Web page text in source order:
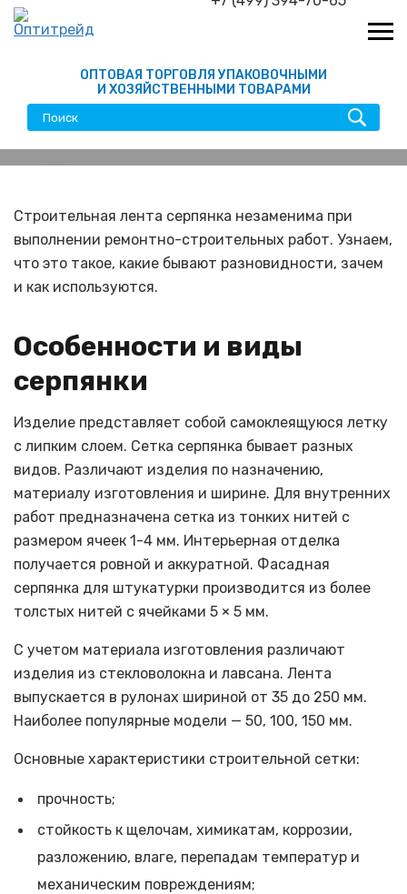
ОПТОВАЯ ТОРГОВЛЯ УПАКОВОЧНЫМИ
И ХОЗЯЙСТВЕННЫМИ ТОВАРАМИ
монтаж и использование в
строительстве
Строительная лента серпянка незаменима при
выполнении ремонтно-строительных работ. Узнаем,
что это такое, какие бывают разновидности, зачем
и как используются.
Особенности и виды
серпянки
Изделие представляет собой самоклеящуюся летку
с липким слоем. Сетка серпянка бывает разных
видов. Различают изделия по назначению,
материалу изготовления и ширине. Для внутренних
работ предназначена сетка из тонких нитей с
размером ячеек 1-4 мм. Интерьерная отделка
получается ровной и аккуратной. Фасадная
серпянка для штукатурки производится из более
толстых нитей с ячейками 5 × 5 мм.
С учетом материала изготовления различают
изделия из стекловолокна и лавсана. Лента
выпускается в рулонах шириной от 35 до 250 мм.
Наиболее популярные модели — 50, 100, 150 мм.
Основные характеристики строительной сетки:
прочность;
стойкость к щелочам, химикатам, коррозии,
разложению, влаге, перепадам температур и
механическим повреждениям;